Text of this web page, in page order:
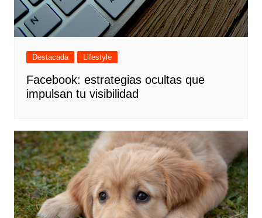
Destacada Lifestyle
Facebook: estrategias ocultas que
impulsan tu visibilidad